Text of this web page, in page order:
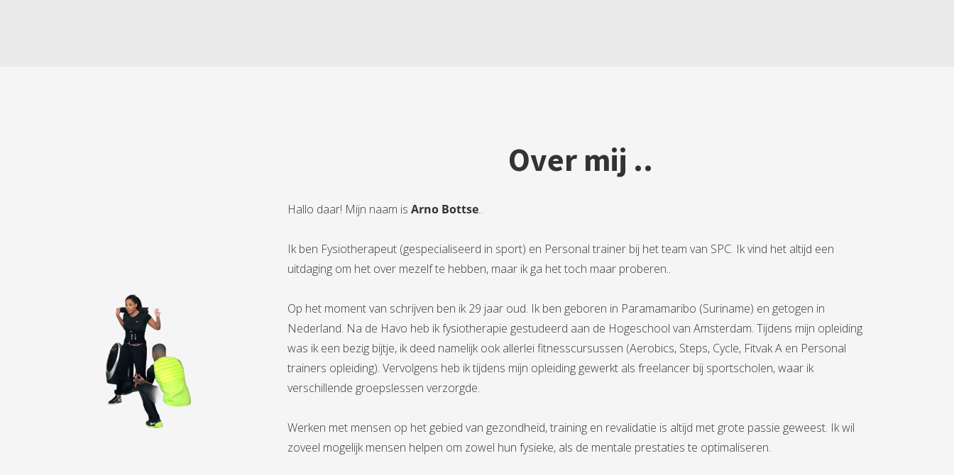
Over mij ..
Hallo daar! Mijn naam is Arno Bottse..
Ik ben Fysiotherapeut (gespecialiseerd in sport) en Personal trainer bij het team van SPC. Ik vind het altijd een
uitdaging om het over mezelf te hebben, maar ik ga het toch maar proberen..
Op het moment van schrijven ben ik 29 jaar oud. Ik ben geboren in Paramamaribo (Suriname) en getogen in
Nederland. Na de Havo heb ik fysiotherapie gestudeerd aan de Hogeschool van Amsterdam. Tijdens mijn opleiding
was ik een bezig bijtje, ik deed namelijk ook allerlei fitnesscursussen (Aerobics, Steps, Cycle, Fitvak A en Personal
trainers opleiding). Vervolgens heb ik tijdens mijn opleiding gewerkt als freelancer bij sportscholen, waar ik
verschillende groepslessen verzorgde.
Werken met mensen op het gebied van gezondheid, training en revalidatie is altijd met grote passie geweest. Ik wil
zoveel mogelijk mensen helpen om zowel hun fysieke, als de mentale prestaties te optimaliseren.